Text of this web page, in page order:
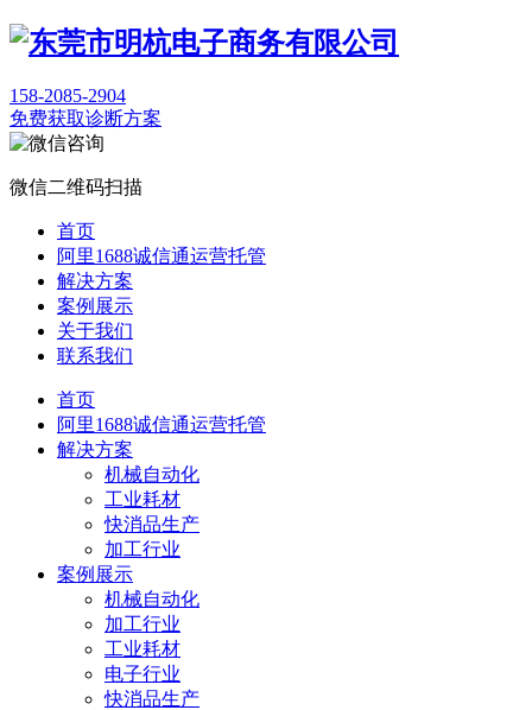
158-2085-2904
免费获取诊断方案
微信二维码扫描
首页
阿里1688诚信通运营托管
解决方案
案例展示
关于我们
联系我们
首页
阿里1688诚信通运营托管
解决方案
机械自动化
工业耗材
快消品生产
加工行业
案例展示
机械自动化
加工行业
工业耗材
电子行业
快消品生产